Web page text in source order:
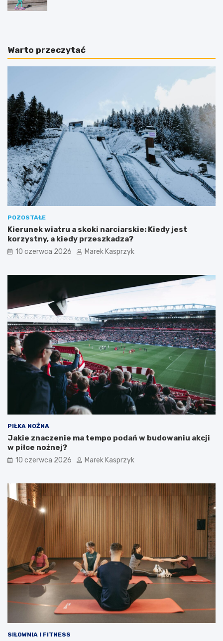
Warto przeczytać
POZOSTAŁE
Kierunek wiatru a skoki narciarskie: Kiedy jest
korzystny, a kiedy przeszkadza?
10 czerwca 2026 Marek Kasprzyk
PIŁKA NOŻNA
Jakie znaczenie ma tempo podań w budowaniu akcji
w piłce nożnej?
10 czerwca 2026 Marek Kasprzyk
SIŁOWNIA I FITNESS